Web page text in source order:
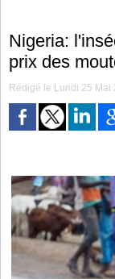
Nigeria:
prix des
Rédigé le Lundi 25